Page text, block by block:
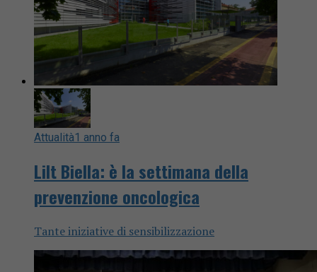
Attualità1 anno fa
Lilt Biella: è la settimana della
prevenzione oncologica
Tante iniziative di sensibilizzazione